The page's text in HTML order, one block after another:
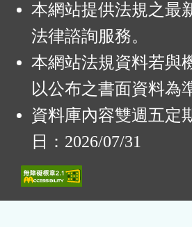
本網站提供法規之最
法律諮詢服務。
本網站法規資料若與
以公布之書面資料為
資料庫內容雙週五定
日：2026/07/31